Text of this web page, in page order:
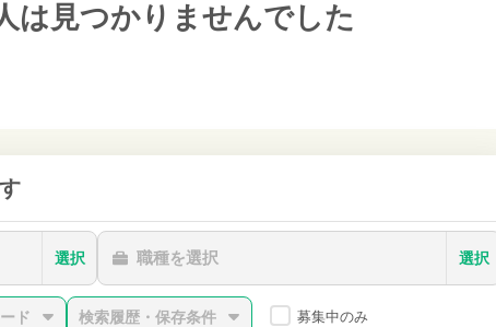
は 見つかりませんでした
選択 職種を選択 選択
ド 検索履歴・保存条件 募集中のみ